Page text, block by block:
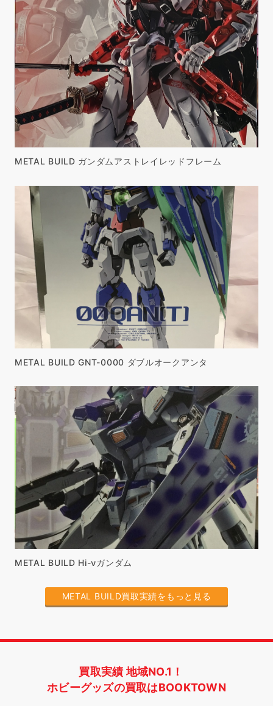
METAL BUILD ガンダムアストレイレッドフレーム
METAL BUILD GNT-0000 ダブルオークアンタ
METAL BUILD Hi-νガンダム
METAL BUILD買取実績をもっと見る
買取実績 地域NO.1！
ホビーグッズの買取はBOOKTOWN